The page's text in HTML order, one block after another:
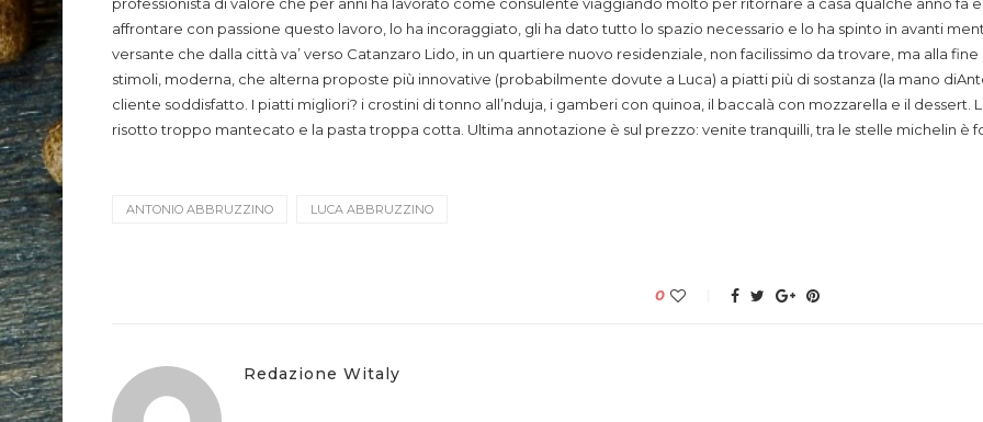
affrontare con passione questo lavoro, lo ha incoraggiato, gli ha dato tutto lo spazio necessario e lo ha spinto in avanti
versante che dalla città va’ verso Catanzaro Lido, in un quartiere nuovo residenziale, non facilissimo da trovare, ma alla
stimoli, moderna, che alterna proposte più innovative (probabilmente dovute a Luca) a piatti più di sostanza (la mano
cliente soddisfatto. I piatti migliori? i crostini di tonno all’nduja, i gamberi con quinoa, il baccalà con mozzarella e il
risotto troppo mantecato e la pasta troppa cotta. Ultima annotazione è sul prezzo: venite tranquilli, tra le stelle michelin è
ANTONIO ABBRUZZINO LUCA ABBRUZZINO
0
Redazione Witaly